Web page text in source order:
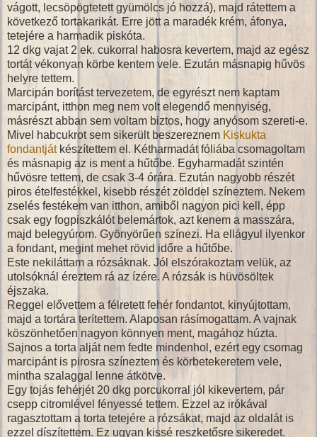
vágott, lecsöpögtetett gyümölcs jó hozzá), majd rátettem a
következő tortakarikát. Erre jött a maradék krém, áfonya,
tetejére a harmadik piskóta.
12 dkg vajat 2 ek. cukorral habosra kevertem, majd az egész
tortát vékonyan körbe kentem vele. Ezután másnapig hűvös
helyre tettem.
Marcipán borítást tervezetem, de egyrészt nem kaptam
marcipánt, itthon meg nem volt elegendő mennyiség,
másrészt abban sem voltam biztos, hogy anyósom szereti-e.
Mivel habcukrot sem sikerült beszereznem Kiskukta
fondantjátkészítettem el. Kétharmadát fóliába csomagoltam
és másnapig az is ment a hűtőbe. Egyharmadát szintén
hűvösre tettem, de csak 3-4 órára. Ezután nagyobb részét
piros ételfestékkel, kisebb részét zölddel színeztem. Nekem
zselés festékem van itthon, amiből nagyon pici kell, épp
csak egy fogpiszkálót belemártok, azt kenem a masszára,
majd belegyúrom. Gyönyörűen színezi. Ha ellágyul ilyenkor
a fondant, megint mehet rövid időre a hűtőbe.
Este nekiláttam a rózsáknak. Jól elszórakoztam velük, az
utolsóknál éreztem rá az ízére. A rózsák is hüvösöltek
éjszaka.
Reggel elővettem a félretett fehér fondantot, kinyújtottam,
majd a tortára terítettem. Alaposan rásímogattam. A vajnak
köszönhetően nagyon könnyen ment, magához húzta.
Sajnos a torta alját nem fedte mindenhol, ezért egy csomag
marcipánt is pirosra színeztem és körbetekeretem vele,
mintha szalaggal lenne átkötve.
Egy tojás fehérjét 20 dkg porcukorral jól kikevertem, pár
csepp citromlével fényessé tettem. Ezzel az irókával
ragasztottam a torta tetejére a rózsákat, majd az oldalát is
ezzel díszítettem. Ez ugyan kissé reszketősre sikeredet.